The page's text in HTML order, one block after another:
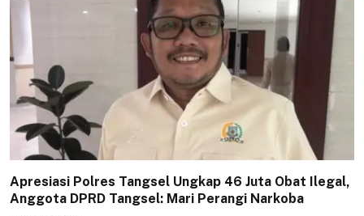
Apresiasi Polres Tangsel Ungkap 46 Juta Obat Ilegal,
Anggota DPRD Tangsel: Mari Perangi Narkoba